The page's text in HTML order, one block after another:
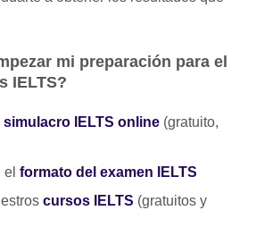
mi preparación para el
IELTS?
simulacro IELTS online (gratuito,
formato del examen IELTS
cursos IELTS (gratuitos y